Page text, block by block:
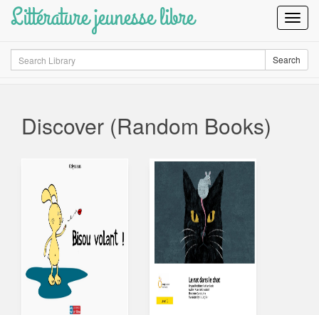
Littérature jeunesse libre
Search Search
Discover (Random Books)